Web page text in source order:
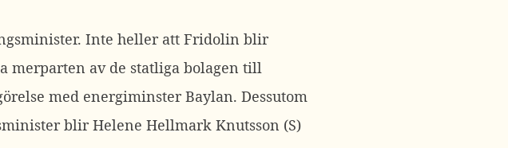
Inte heller att Fridolin blir
merparten av de statliga bolagen till
med energiminster Baylan. Dessutom
blir Helene Hellmark Knutsson (S)